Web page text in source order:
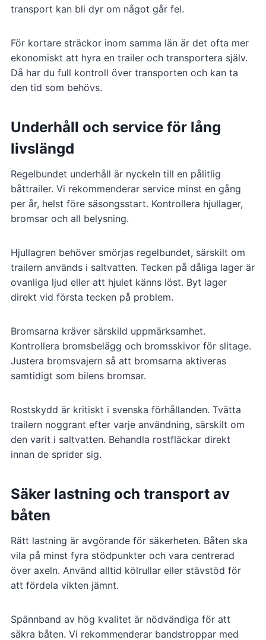
transport kan bli dyr om något går fel.
För kortare sträckor inom samma län är det ofta mer
ekonomiskt att hyra en trailer och transportera själv.
Då har du full kontroll över transporten och kan ta
den tid som behövs.
Underhåll och service för lång
livslängd
Regelbundet underhåll är nyckeln till en pålitlig
båttrailer. Vi rekommenderar service minst en gång
per år, helst före säsongsstart. Kontrollera hjullager,
bromsar och all belysning.
Hjullagren behöver smörjas regelbundet, särskilt om
trailern används i saltvatten. Tecken på dåliga lager är
ovanliga ljud eller att hjulet känns löst. Byt lager
direkt vid första tecken på problem.
Bromsarna kräver särskild uppmärksamhet.
Kontrollera bromsbelägg och bromsskivor för slitage.
Justera bromsvajern så att bromsarna aktiveras
samtidigt som bilens bromsar.
Rostskydd är kritiskt i svenska förhållanden. Tvätta
trailern noggrant efter varje användning, särskilt om
den varit i saltvatten. Behandla rostfläckar direkt
innan de sprider sig.
Säker lastning och transport av
båten
Rätt lastning är avgörande för säkerheten. Båten ska
vila på minst fyra stödpunkter och vara centrerad
över axeln. Använd alltid kölrullar eller stävstöd för
att fördela vikten jämnt.
Spännband av hög kvalitet är nödvändiga för att
säkra båten. Vi rekommenderar bandstroppar med